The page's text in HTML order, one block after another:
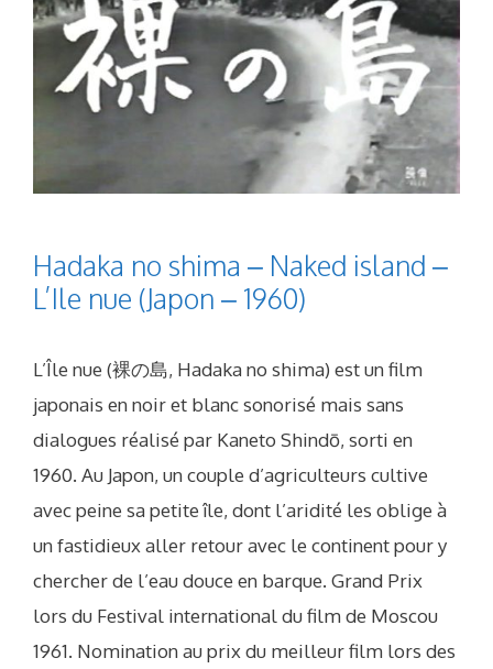
Hadaka no shima – Naked island –
L’Ile nue (Japon – 1960)
L’Île nue (裸の島, Hadaka no shima) est un film
japonais en noir et blanc sonorisé mais sans
dialogues réalisé par Kaneto Shindō, sorti en
1960. Au Japon, un couple d’agriculteurs cultive
avec peine sa petite île, dont l’aridité les oblige à
un fastidieux aller retour avec le continent pour y
chercher de l’eau douce en barque. Grand Prix
lors du Festival international du film de Moscou
1961. Nomination au prix du meilleur film lors des